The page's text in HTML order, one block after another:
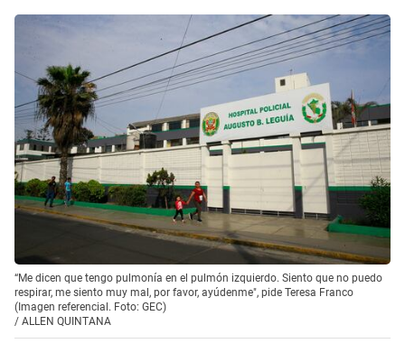
“Me dicen que tengo pulmonía en el pulmón izquierdo. Siento que no puedo
respirar, me siento muy mal, por favor, ayúdenme", pide Teresa Franco
(Imagen referencial. Foto: GEC)
/ ALLEN QUINTANA